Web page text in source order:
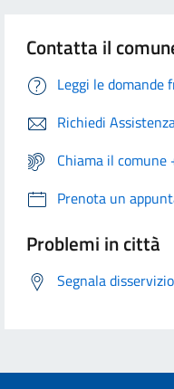
Contatta il
Leggi le domande
Richiedi
Chiama il
Prenota un
Problemi in città
Segnala disservizio